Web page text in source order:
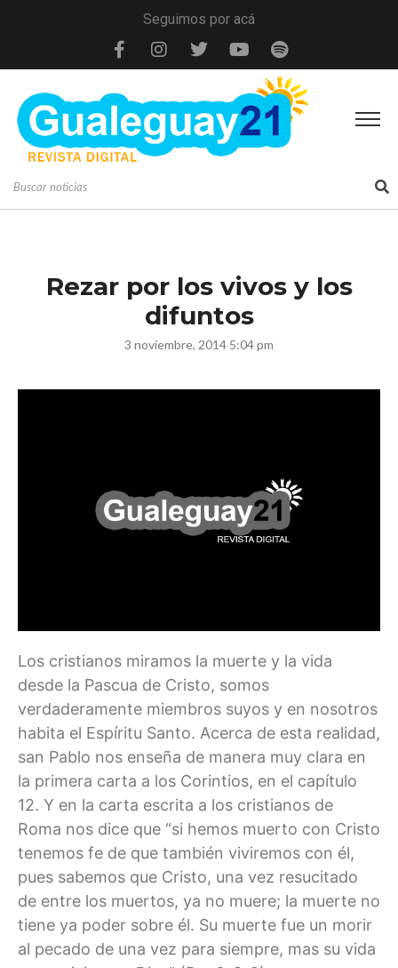
Seguimos por acá
Rezar por los vivos y los
difuntos
3 noviembre, 2014 5:04 pm
Los cristianos miramos la muerte y la vida
desde la Pascua de Cristo, somos
verdaderamente miembros suyos y en nosotros
habita el Espíritu Santo. Acerca de esta realidad,
san Pablo nos enseña de manera muy clara en
la primera carta a los Corintios, en el capítulo
12. Y en la carta escrita a los cristianos de
Roma nos dice que “si hemos muerto con Cristo
tenemos fe de que también viviremos con él,
pues sabemos que Cristo, una vez resucitado
de entre los muertos, ya no muere; la muerte no
tiene ya poder sobre él. Su muerte fue un morir
al pecado de una vez para siempre, mas su vida